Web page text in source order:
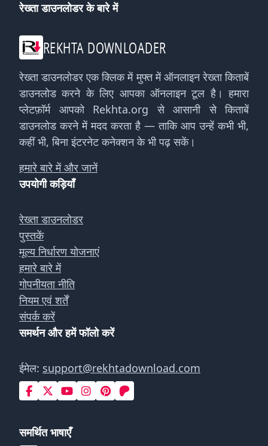
रेख्ता डाउनलोडर के बारे में
REKHTA DOWNLOADER
रेख्ता डाउनलोडर एक क्लिक में मुफ्त में ऑनलाइन रेख्ता किताबें
डाउनलोड करने के लिए आपका ऑनलाइन टूल है। हमारा
प्लेटफ़ॉर्म आपको Rekhta.org से आसानी से किताबें
डाउनलोड करने में मदद करता है — ताकि आप उन्हें कभी भी,
कहीं भी, बिना इंटरनेट कनेक्शन के भी पढ़ सकें।
हमारे बारे में और जानें
उपयोगी कड़ियाँ
रेख्ता डाउनलोडर
पुस्तकें
मूल्य निर्धारण योजनाएं
हमारे बारे में
गोपनीयता नीति
नियम एवं शर्तें
संपर्क करें
समर्थन और हमें फॉलो करें
ईमेल: support@rekhtadownload.com
समर्थित भाषाएँ